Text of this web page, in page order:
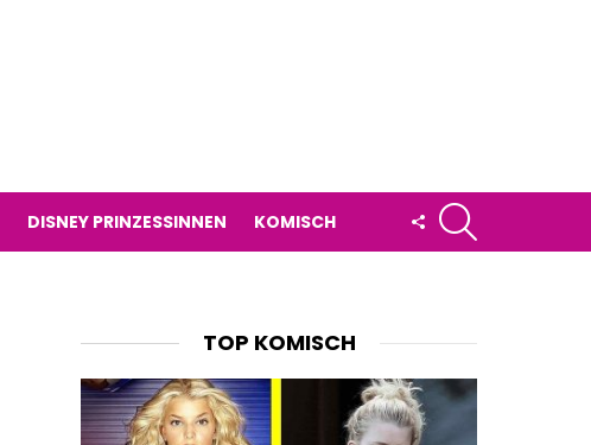
DISNEY PRINZESSINNEN KOMISCH
FOLLOW
US
TOP KOMISCH